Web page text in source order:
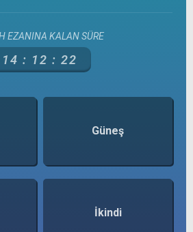
EZANINA KALAN SÜRE
14 : 12 : 22
Güneş
İkindi